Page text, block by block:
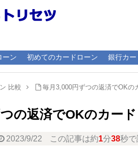
ーン 初めてのカードローン 銀行カ
比較 毎月3,000円ずつの返済でOKの
の返済でOKのカー
2023/9/22 この記事は約1分38秒で